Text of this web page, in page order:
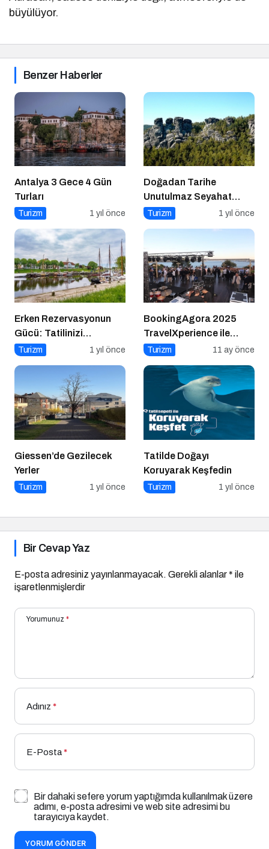
büyülüyor.
Benzer Haberler
Antalya 3 Gece 4 Gün
Turları
Turizm 1 yıl önce
Doğadan Tarihe
Unutulmaz Seyahat
Önerileri
Turizm 1 yıl önce
Erken Rezervasyonun
Gücü: Tatilinizi
Planlayın, Avantajları
Turizm 1 yıl önce
BookingAgora 2025
TravelXperience ile
seyahat sektörü Six
Mansions’da bir araya
Turizm 11 ay önce
Giessen’de Gezilecek
Yerler
Turizm 1 yıl önce
Tatilde Doğayı
Koruyarak Keşfedin
Turizm 1 yıl önce
Bir Cevap Yaz
E-posta adresiniz yayınlanmayacak. Gerekli alanlar* ile
işaretlenmişlerdir
Yorumunuz *
Adınız *
E-Posta*
Bir dahaki sefere yorum yaptığımda kullanılmak üzere
adımı, e-posta adresimi ve web site adresimi bu
tarayıcıya kaydet.
YORUM GÖNDER